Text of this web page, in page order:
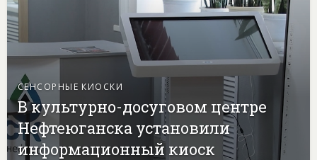
СЕНСОРНЫЕ КИОСКИ
В культурно-досуговом центре
Нефтеюганска установили
информационный киоск